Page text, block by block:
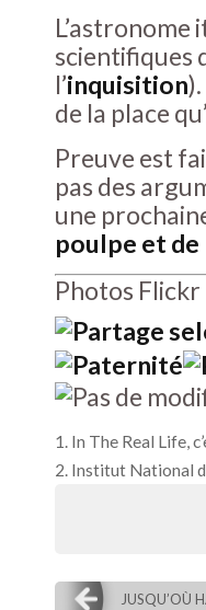
L’astronome
scientifiques
l’inquisition
de la place
Preuve est
pas des
une
poulpe et de
Photos
In The Real Life,
Institut National
JUSQU’OÙ